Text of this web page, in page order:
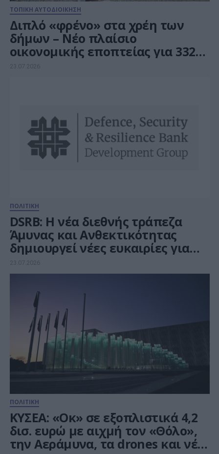
ΤΟΠΙΚΗ ΑΥΤΟΔΙΟΙΚΗΣΗ
Διπλό «φρένο» στα χρέη των
δήμων – Νέο πλαίσιο
οικονομικής εποπτείας για 332
ΟΤΑ και 13 περιφέρειες
23.07.2026
ΠΟΛΙΤΙΚΗ
DSRB: Η νέα διεθνής τράπεζα
Άμυνας και Ανθεκτικότητας
δημιουργεί νέες ευκαιρίες για
την Ελλάδα
23.07.2026
ΠΟΛΙΤΙΚΗ
ΚΥΣΕΑ: «Οκ» σε εξοπλιστικά 4,2
δισ. ευρώ με αιχμή τον «Θόλο»,
την Αεράμυνα, τα drones και νέα